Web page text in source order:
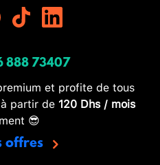
888 73407
et profite de tous
partir de 120 Dhs / mois
😎
offres